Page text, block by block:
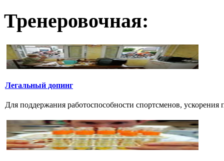
Тренеровочная:
Легальный допинг
Для поддержания работоспособности спортсменов,